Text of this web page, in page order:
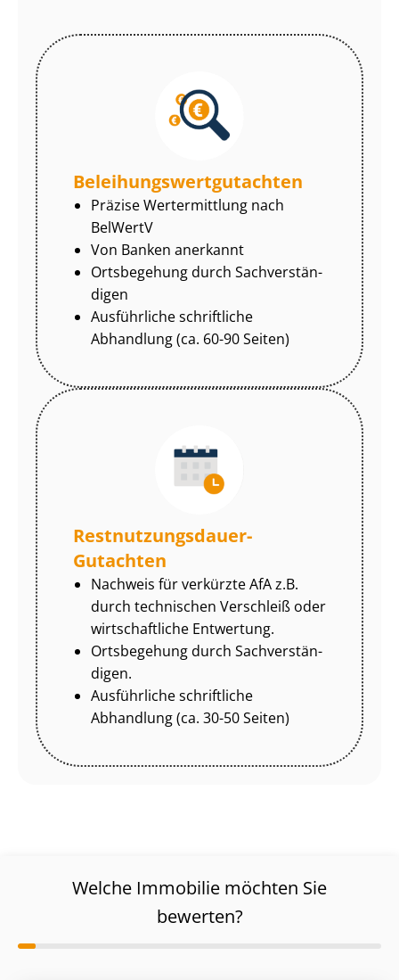
Be­lei­hungs­wert­gut­ach­ten
Präzise Wertermittlung nach
BelWertV
Von Banken anerkannt
Ortsbegehung durch Sach­ver­stän­
di­gen
Ausführliche schriftliche
Abhandlung (ca. 60-90 Seiten)
Rest­nut­zungs­dau­er-
Gutachten
Nachweis für verkürzte AfA z.B.
durch technischen Verschleiß oder
wirtschaftliche Entwertung.
Ortsbegehung durch Sach­ver­stän­
di­gen.
Ausführliche schriftliche
Abhandlung (ca. 30-50 Seiten)
Welche Immobilie möchten Sie
bewerten?